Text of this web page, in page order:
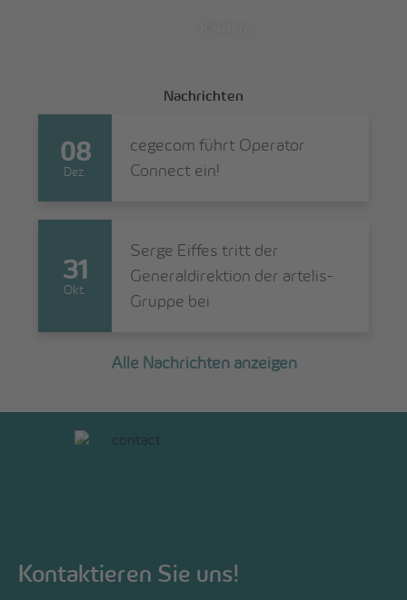
Nachrichten
08
Dez.
cegecom führt Operator
Connect ein!
31
Okt.
Serge Eiffes tritt der
Generaldirektion der artelis-
Gruppe bei
Alle Nachrichten anzeigen
Kontaktieren Sie uns!